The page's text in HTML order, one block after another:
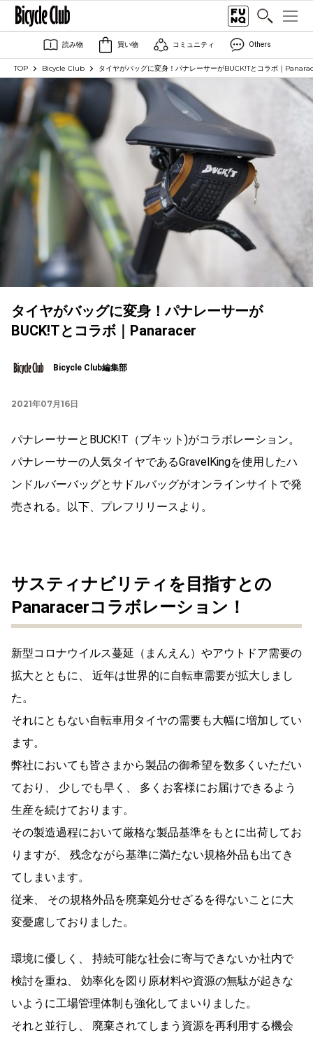
読み物 買い物 コミュニティ Others
TOP Bicycle Club タイヤがバッグに変身！パナレーサーがBUCK!Tとコラボ｜
タイヤがバッグに変身！パナレーサーが
BUCK!Tとコラボ｜Panaracer
Bicycle Club編集部
2021年07月16日
パナレーサーとBUCK!T（ブキット)がコラボレーション。
パナレーサーの人気タイヤであるGravelKingを使用したハ
ンドルバーバッグとサドルバッグがオンラインサイトで発
売される。以下、プレフリリースより。
サスティナビリティを目指すとの
Panaracerコラボレーション！
新型コロナウイルス蔓延（まんえん）やアウトドア需要の
拡大とともに、 近年は世界的に自転車需要が拡大しまし
た。
それにともない自転車用タイヤの需要も大幅に増加してい
ます。
弊社においても皆さまから製品の御希望を数多くいただい
ており、 少しでも早く、 多くお客様にお届けできるよう
生産を続けております。
その製造過程において厳格な製品基準をもとに出荷してお
りますが、 残念ながら基準に満たない規格外品も出てき
てしまいます。
従来、 その規格外品を廃棄処分せざるを得ないことに大
変憂慮しておりました。
環境に優しく、 持続可能な社会に寄与できないか社内で
検討を重ね、 効率化を図り原材料や資源の無駄が起きな
いように工場管理体制も強化してまいりました。
それと並行し、 廃棄されてしまう資源を再利用する機会